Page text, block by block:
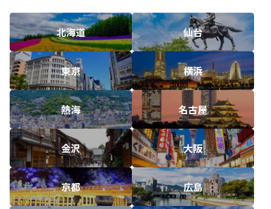
北海道 仙台
東京 横浜
熱海 名古屋
金沢 大阪
京都 広島